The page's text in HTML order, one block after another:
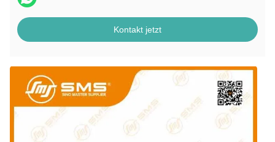
Kontakt jetzt